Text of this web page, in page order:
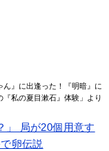
』に出逢った！『明暗』に
私の夏目漱石』体験」より
」 局が20個用意す
卵伝説